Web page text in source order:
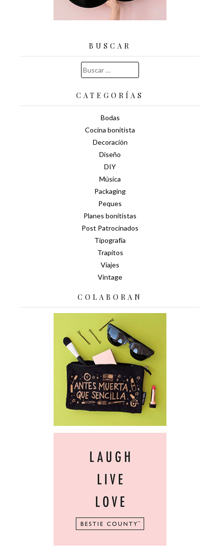
BUSCAR
Buscar:
CATEGORÍAS
Bodas
Cocina bonitista
Decoración
Diseño
DIY
Música
Packaging
Peques
Planes bonitistas
Post Patrocinados
Tipografía
Trapitos
Viajes
Vintage
COLABORAN